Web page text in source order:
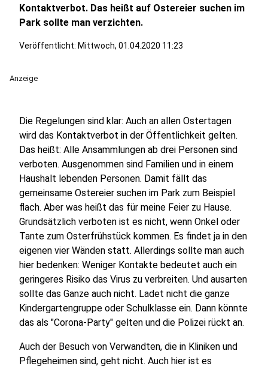
Kontaktverbot. Das heißt auf Ostereier suchen im
Park sollte man verzichten.
Veröffentlicht: Mittwoch, 01.04.2020 11:23
Anzeige
Die Regelungen sind klar: Auch an allen Ostertagen
wird das Kontaktverbot in der Öffentlichkeit gelten.
Das heißt: Alle Ansammlungen ab drei Personen sind
verboten. Ausgenommen sind Familien und in einem
Haushalt lebenden Personen. Damit fällt das
gemeinsame Ostereier suchen im Park zum Beispiel
flach. Aber was heißt das für meine Feier zu Hause.
Grundsätzlich verboten ist es nicht, wenn Onkel oder
Tante zum Osterfrühstück kommen. Es findet ja in den
eigenen vier Wänden statt. Allerdings sollte man auch
hier bedenken: Weniger Kontakte bedeutet auch ein
geringeres Risiko das Virus zu verbreiten. Und ausarten
sollte das Ganze auch nicht. Ladet nicht die ganze
Kindergartengruppe oder Schulklasse ein. Dann könnte
das als "Corona-Party" gelten und die Polizei rückt an.
Auch der Besuch von Verwandten, die in Kliniken und
Pflegeheimen sind, geht nicht. Auch hier ist es